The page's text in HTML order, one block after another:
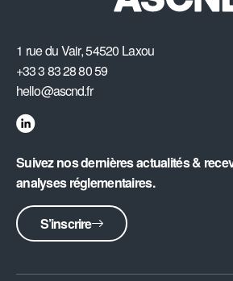
1 rue du Vair, 54520 Laxou
+33 3 83 28 80 59
hello@ascnd.fr
Suivez nos dernières actualités &
analyses réglementaires.
S’inscrire